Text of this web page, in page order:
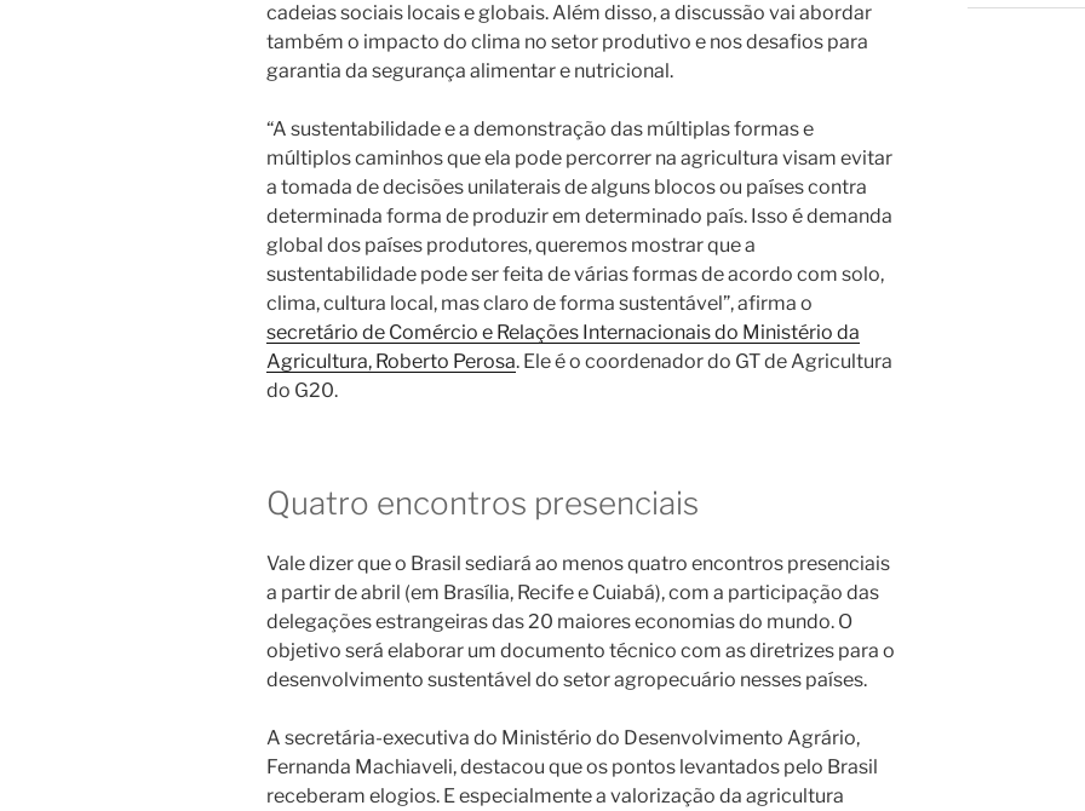
cadeias sociais locais e globais. Além disso, a discussão vai abordar
também o impacto do clima no setor produtivo e nos desafios para
garantia da segurança alimentar e nutricional.
“A sustentabilidade e a demonstração das múltiplas formas e
múltiplos caminhos que ela pode percorrer na agricultura visam evitar
a tomada de decisões unilaterais de alguns blocos ou países contra
determinada forma de produzir em determinado país. Isso é demanda
global dos países produtores, queremos mostrar que a
sustentabilidade pode ser feita de várias formas de acordo com solo,
clima, cultura local, mas claro de forma sustentável”, afirma o
secretário de Comércio e Relações Internacionais do Ministério da
Agricultura, Roberto Perosa. Ele é o coordenador do GT de Agricultura
do G20.
Quatro encontros presenciais
Vale dizer que o Brasil sediará ao menos quatro encontros presenciais
a partir de abril (em Brasília, Recife e Cuiabá), com a participação das
delegações estrangeiras das 20 maiores economias do mundo. O
objetivo será elaborar um documento técnico com as diretrizes para o
desenvolvimento sustentável do setor agropecuário nesses países.
A secretária-executiva do Ministério do Desenvolvimento Agrário,
Fernanda Machiaveli, destacou que os pontos levantados pelo Brasil
receberam elogios. E especialmente a valorização da agricultura